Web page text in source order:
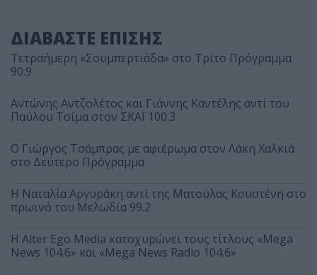
ΔΙΑΒΑΣΤΕ ΕΠΙΣΗΣ
Τετραήμερη «Σουμπερτιάδα» στο Τρίτο Πρόγραμμα
90.9
Αντώνης Αντζολέτος και Γιάννης Καντέλης αντί του
Παύλου Τσίμα στον ΣΚΑΪ 100.3
O Γιώργος Τσάμπρας με αφιέρωμα στον Λάκη Χαλκιά
στο Δεύτερο Πρόγραμμα
Η Ναταλία Αργυράκη αντί της Ματούλας Κουστένη στο
πρωινό του Μελωδία 99.2
Η Alter Ego Media κατοχυρώνει τους τίτλους «Mega
News 104.6» και «Mega News Radio 104.6»